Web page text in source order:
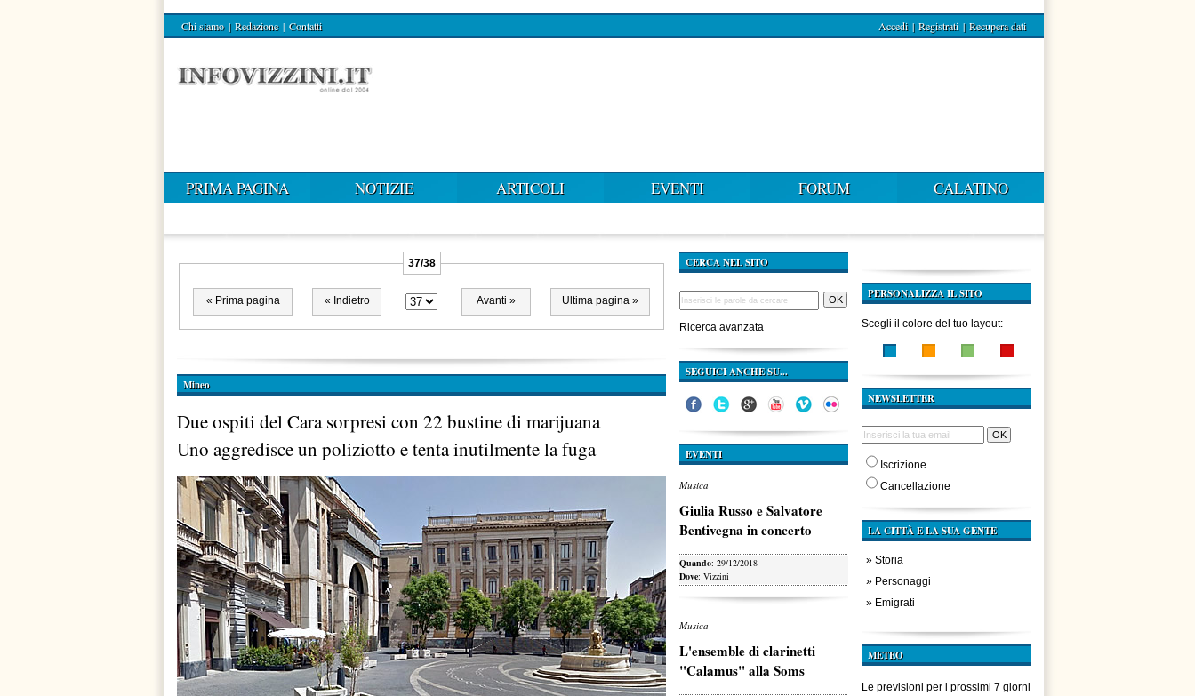
Chi siamo | Redazione | Contatti Accedi | Registrati | Recupera dati
PRIMA PAGINA NOTIZIE ARTICOLI EVENTI FORUM CALATINO
37/38
« Prima pagina « Indietro Avanti » Ultima pagina »
Mineo
Due ospiti del Cara sorpresi con 22 bustine di marijuana
Uno aggredisce un poliziotto e tenta inutilmente la fuga
CERCA NEL SITO
Ricerca avanzata
SEGUICI ANCHE SU...
EVENTI
Musica
Giulia Russo e Salvatore
Bentivegna in concerto
Quando: 29/12/2018
Dove: Vizzini
Musica
L'ensemble di clarinetti
"Calamus" alla Soms
PERSONALIZZA IL SITO
Scegli il colore del tuo layout:
NEWSLETTER
Iscrizione
Cancellazione
LA CITTÀ E LA SUA GENTE
» Storia
» Personaggi
» Emigrati
METEO
Le previsioni per i prossimi 7 giorni